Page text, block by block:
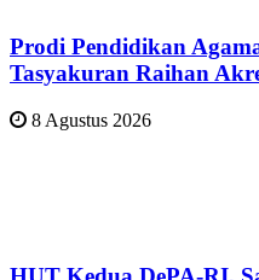
Prodi Pendidikan
Tasyakuran Raihan
8 Agustus 2026